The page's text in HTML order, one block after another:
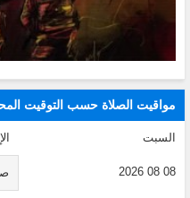
مواقيت الصلاة حسب التوقيت
السبت
08 08 2026